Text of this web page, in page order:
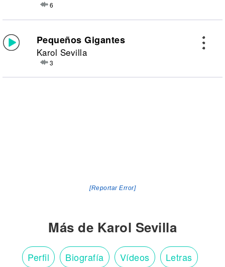
6
Pequeños Gigantes
Karol Sevilla
3
[Reportar Error]
Más de Karol Sevilla
Perfil Biografía Vídeos Letras